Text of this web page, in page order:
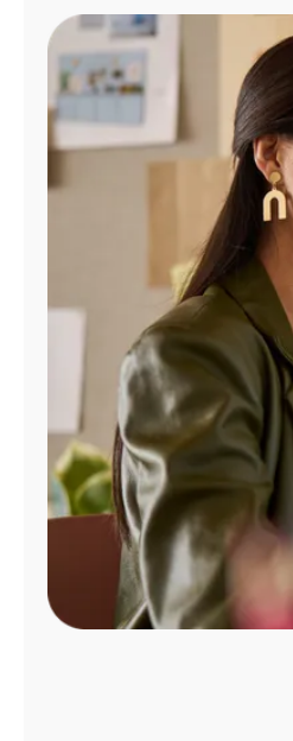
Administrar
cuenta
Encuentra
tienda